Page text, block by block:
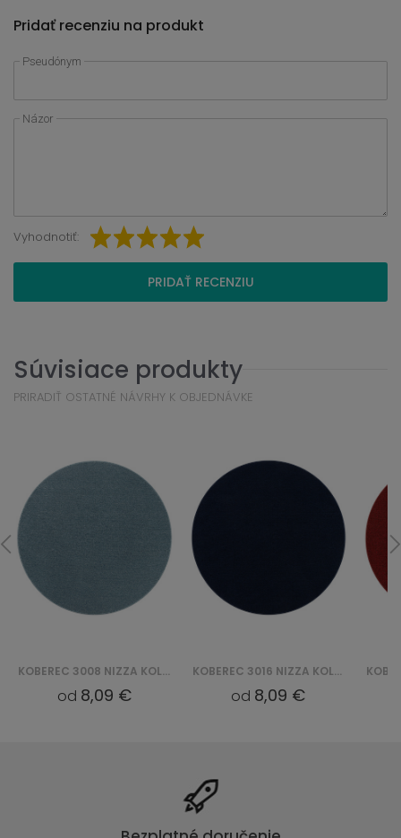
Pridať recenziu na produkt
Pseudónym
Názor
Vyhodnotiť:
PRIDAŤ RECENZIU
Súvisiace produkty
PRIRADIŤ OSTATNÉ NÁVRHY K OBJEDNÁVKE
KOBEREC 3008 NIZZA KOLO - NIEBIESKI
od 8,09 €
KOBEREC 3016 NIZZA KOLO - GRANATOWY
od 8,09 €